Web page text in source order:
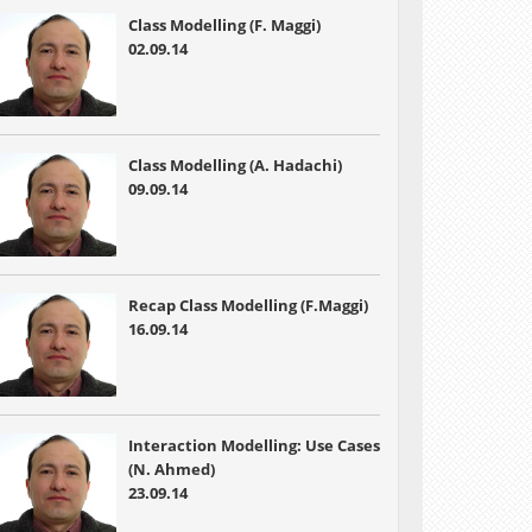
Class Modelling (F. Maggi)
02.09.14
Class Modelling (A. Hadachi)
09.09.14
Recap Class Modelling (F.Maggi)
16.09.14
Interaction Modelling: Use Cases
(N. Ahmed)
23.09.14